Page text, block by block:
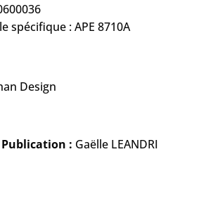
spécifique : APE 8710A
Design
: Gaëlle LEANDRI